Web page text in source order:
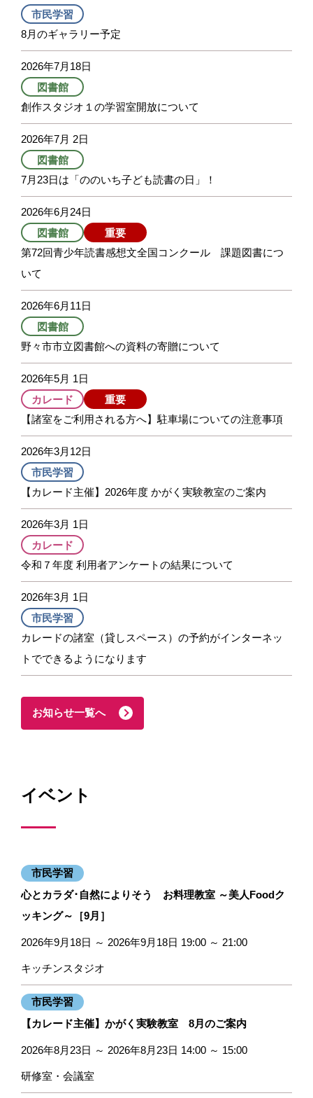
市民学習
8月のギャラリー予定
2026年7月18日
図書館
創作スタジオ１の学習室開放について
2026年7月 2日
図書館
7月23日は「ののいち子ども読書の日」！
2026年6月24日
図書館
重要
第72回青少年読書感想文全国コンクール 課題図書につ
いて
2026年6月11日
図書館
野々市市立図書館への資料の寄贈について
2026年5月 1日
カレード
重要
【諸室をご利用される方へ】駐車場についての注意事項
2026年3月12日
市民学習
【カレード主催】2026年度 かがく実験教室のご案内
2026年3月 1日
カレード
令和７年度 利用者アンケートの結果について
2026年3月 1日
市民学習
カレードの諸室（貸しスペース）の予約がインターネッ
トでできるようになります
お知らせ一覧へ
イベント
市民学習
心とカラダ･自然によりそう お料理教室 ～美人Foodク
ッキング～［9月］
2026年9月18日 ～ 2026年9月18日 19:00 ～ 21:00
キッチンスタジオ
市民学習
【カレード主催】かがく実験教室 8月のご案内
2026年8月23日 ～ 2026年8月23日 14:00 ～ 15:00
研修室・会議室